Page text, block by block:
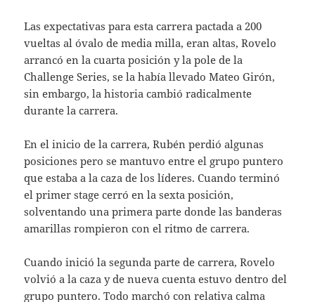
Las expectativas para esta carrera pactada a 200
vueltas al óvalo de media milla, eran altas, Rovelo
arrancó en la cuarta posición y la pole de la
Challenge Series, se la había llevado Mateo Girón,
sin embargo, la historia cambió radicalmente
durante la carrera.
En el inicio de la carrera, Rubén perdió algunas
posiciones pero se mantuvo entre el grupo puntero
que estaba a la caza de los líderes. Cuando terminó
el primer stage cerró en la sexta posición,
solventando una primera parte donde las banderas
amarillas rompieron con el ritmo de carrera.
Cuando inició la segunda parte de carrera, Rovelo
volvió a la caza y de nueva cuenta estuvo dentro del
grupo puntero. Todo marchó con relativa calma